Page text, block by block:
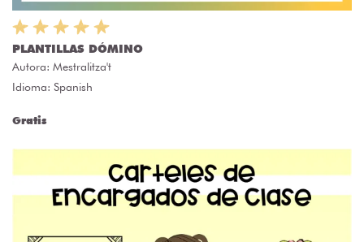
PLANTILLAS DÓMINO
Autora: Mestralitza't
Idioma: Spanish
Gratis